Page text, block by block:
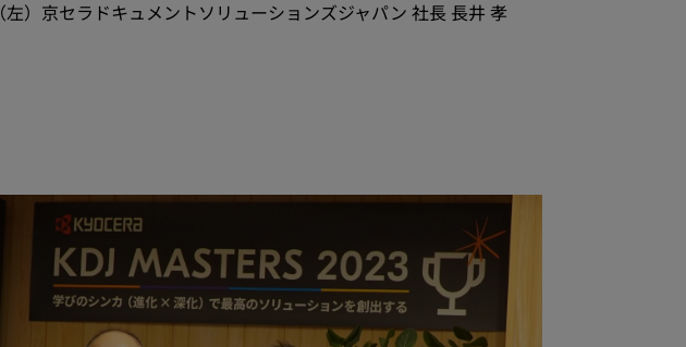
（左）京セラドキュメントソリューションズジャパン 社長 長井 孝